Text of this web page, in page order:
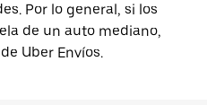
Por lo general, si los
de un auto mediano,
Uber Envíos.